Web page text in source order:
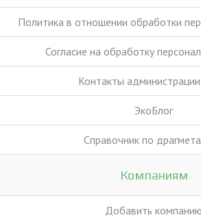
Политика в отношении обработки
Согласие на обработку
Контакты
ЭкоБлог
Справочник по
Компаниям
Добавить компанию